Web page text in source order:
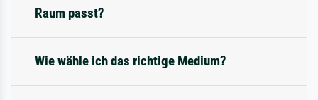
Raum passt?
Wie wähle ich das richtige Medium?